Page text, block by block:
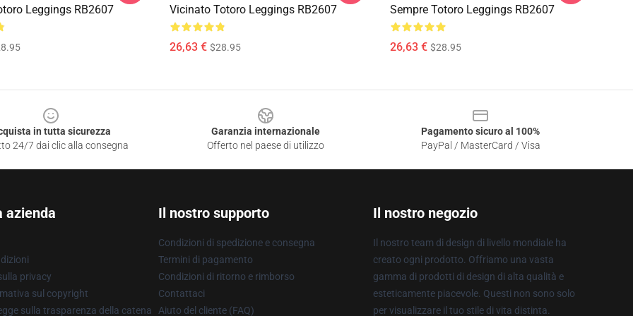
Leggings RB2607
Vicinato Totoro Leggings RB2607
26,63 € $28.95
Sempre Totoro Leggings RB2607
26,63 € $28.95
in tutta sicurezza
24/7 dai clic alla consegna
Garanzia internazionale
Offerto nel paese di utilizzo
Pagamento sicuro al 100%
PayPal / MasterCard / Visa
azienda
privacy
sul copyright
sulla trasparenza della catena
Il nostro supporto
Condizioni di spedizione e consegna
Termini di pagamento
Condizioni di ritorno e rimborso
Contattaci
Aiuto del cliente (FAQ)
Il nostro negozio
Il nostro team di design di livello mondiale ha
creato ogni prodotto. Offriamo una vasta
gamma di prodotti di design di alta qualità e
esteticamente piacevole. Questi non sono solo
per visualizzare il tuo stile di vita distinta.